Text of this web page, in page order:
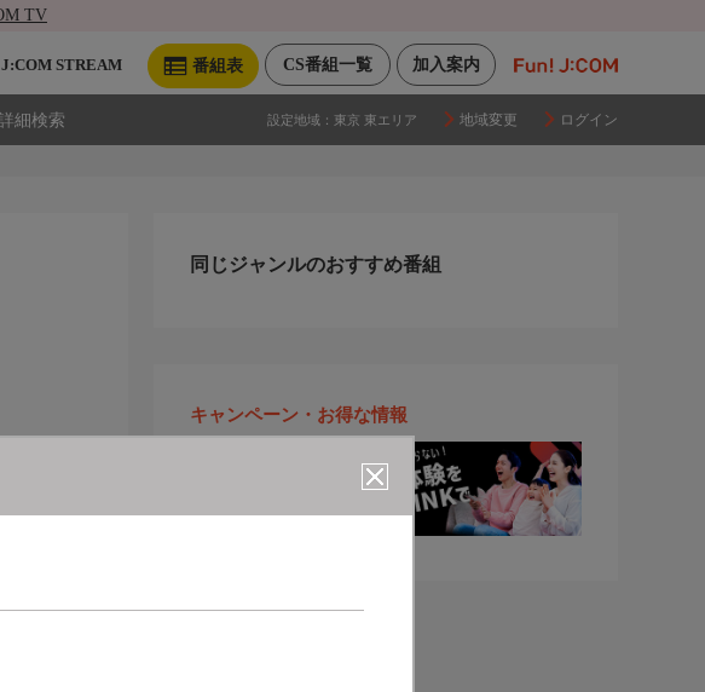
TV
加入案内
CS番組一覧
番組表
J:COM STREAM
細検索 設定地域： 東京 東エリア 地域変更 ログイン
同じジャンルのおすすめ番組
キャンペーン・お得な情報